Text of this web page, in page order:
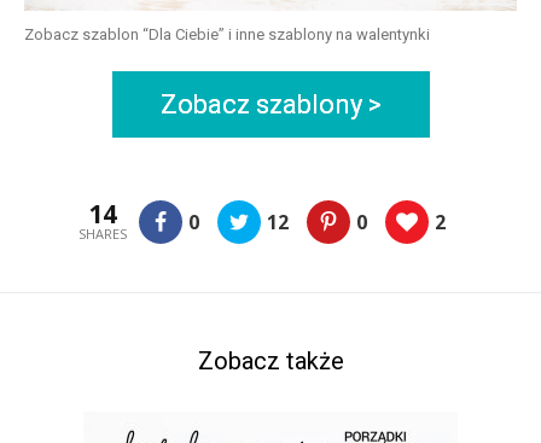
Zobacz szablon “Dla Ciebie” i inne szablony na walentynki
Zobacz szablony >
14
SHARES 0 12 0 2
Zobacz także